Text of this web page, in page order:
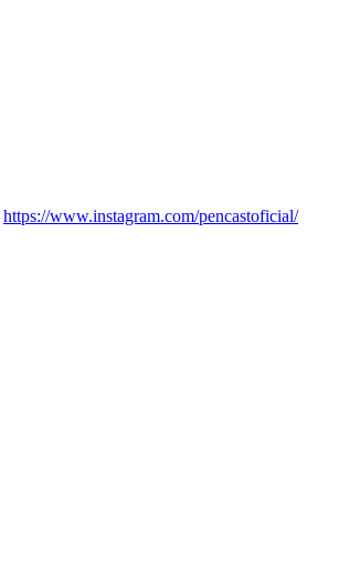
https://www.instagram.com/pencastoficial/